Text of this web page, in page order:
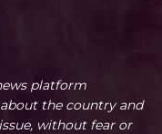
platform
the country and
without fear or